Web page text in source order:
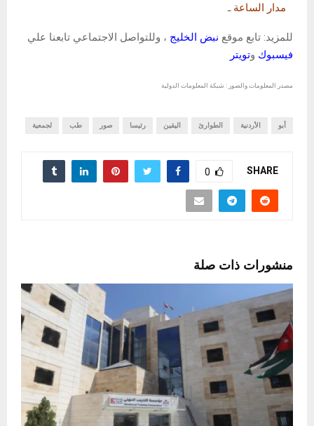
مدار الساعةـ
للمزيد: تابع موقع نبض الخليج ، وللتواصل الاجتماعي تابعنا علي
فيسبوك وتويتر
مصدر المعلومات والصور : شبكة المعلومات الدولية
أبو الأردنية الطوارئ اليقين رئيسا صور طب لجمعية
SHARE
0
منشورات ذات صلة